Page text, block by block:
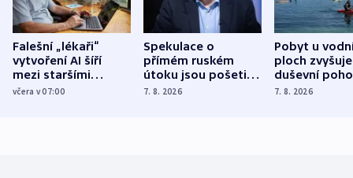
Falešní „lékaři“
vytvoření AI šíří
mezi staršími
Poláky nebezpečné
včera v 07:00
Spekulace o
přímém ruském
útoku jsou pošetilé,
míní estonský
7. 8. 2026
Pobyt u
ploch zvyšuje
duševní
ukázala
7. 8. 2026